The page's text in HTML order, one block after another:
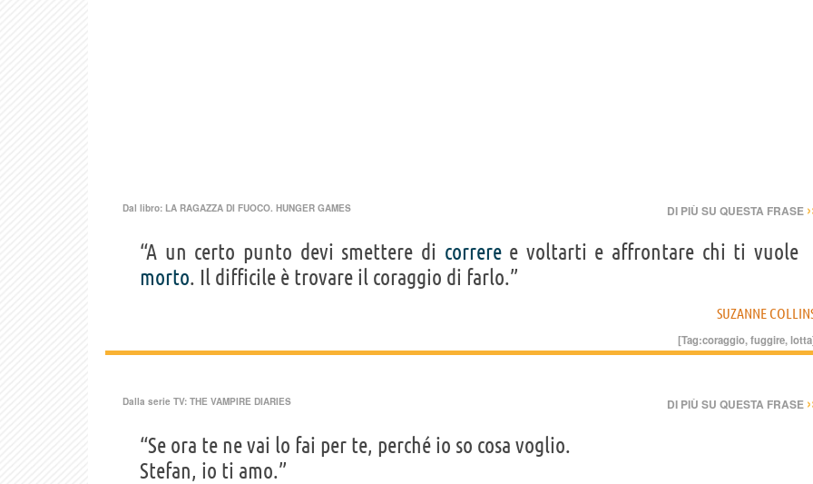
Dal libro: LA RAGAZZA DI FUOCO. HUNGER GAMES DI PIÙ SU QUESTA FRASE
“A un certo punto devi smettere di correree voltarti e affrontare chi ti vuole
morto. Il difficile è trovare il coraggio di farlo.”
SUZANNE
[Tag:coraggio,fuggire,lotta
Dalla serie TV: THE VAMPIRE DIARIES DI PIÙ SU QUESTA FRASE
“Se ora te ne vai lo fai per te, perché io so cosa voglio.
Stefan, io ti amo.”